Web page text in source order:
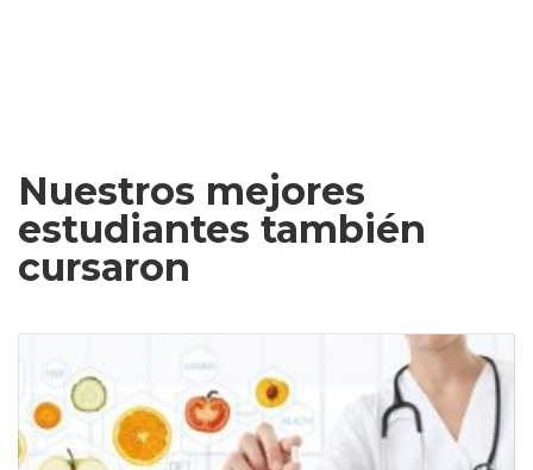
Nuestros mejores
estudiantes también
cursaron